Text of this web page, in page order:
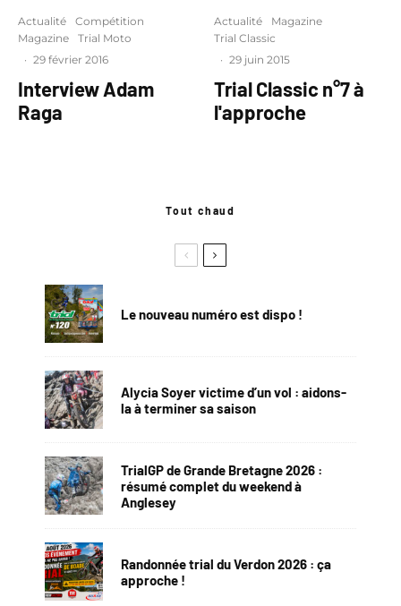
Actualité
Compétition
Magazine
Trial Moto
· 29 février 2016
Interview Adam
Raga
Actualité
Magazine
Trial Classic
· 29 juin 2015
Trial Classic n°7 à
l'approche
Tout chaud
Le nouveau numéro est dispo !
Alycia Soyer victime d’un vol : aidons-
la à terminer sa saison
TrialGP de Grande Bretagne 2026 :
résumé complet du weekend à
Anglesey
Randonnée trial du Verdon 2026 : ça
approche !